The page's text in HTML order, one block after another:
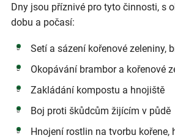
Dny jsou příznivé pro tyto činnosti, s
dobu a počasí:
Setí a sázení kořenové zeleniny,
Okopávání brambor a kořenové
Zakládání kompostu a hnojiště
Boj proti škůdcům žijícím v půdě
Hnojení rostlin na tvorbu kořene,